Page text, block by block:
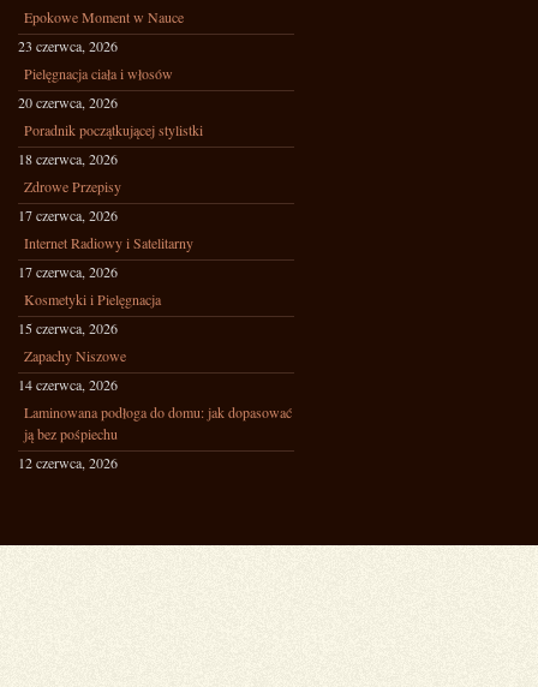
Epokowe Moment w Nauce
23 czerwca, 2026
Pielęgnacja ciała i włosów
20 czerwca, 2026
Poradnik początkującej stylistki
18 czerwca, 2026
Zdrowe Przepisy
17 czerwca, 2026
Internet Radiowy i Satelitarny
17 czerwca, 2026
Kosmetyki i Pielęgnacja
15 czerwca, 2026
Zapachy Niszowe
14 czerwca, 2026
Laminowana podłoga do domu: jak dopasować
ją bez pośpiechu
12 czerwca, 2026